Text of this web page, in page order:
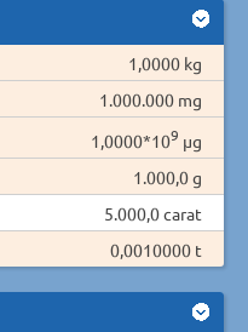
1,0000 kg
1.000.000 mg
1,0000*109 µg
1.000,0 g
5.000,0 carat
0,0010000 t